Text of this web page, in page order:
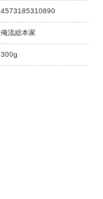
4573185310890
俺流総本家
300g